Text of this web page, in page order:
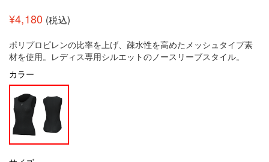
¥4,180 (税込)
ポリプロピレンの比率を上げ、疎水性を高めたメッシュタイプ素
材を使用。レディス専用シルエットのノースリーブスタイル。
カラー